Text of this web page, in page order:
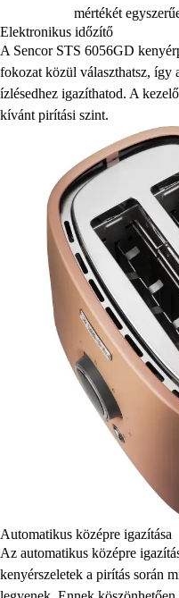
mértékét
Elektronikus időzítő
A Sencor STS 6056GD
fokozat közül választhatsz, így
ízlésedhez igazíthatod. A
kívánt pirítási szint.
Automatikus középre igazítása
Az automatikus középre
kenyérszeletek a pirítás során